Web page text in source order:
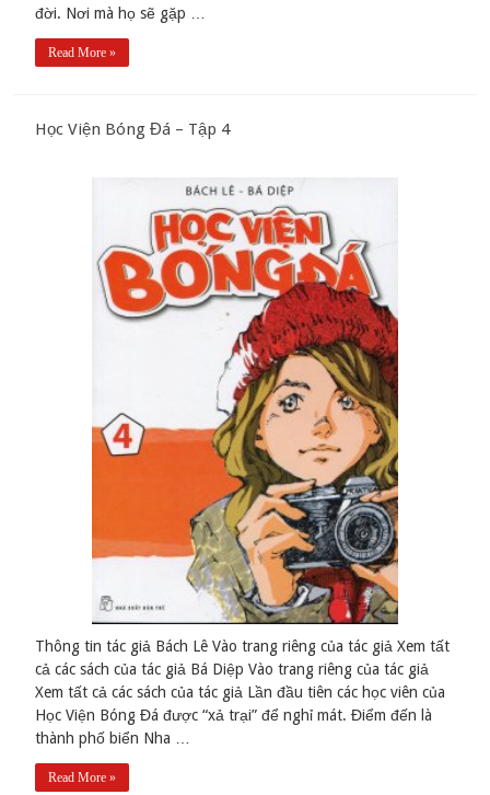
đời. Nơi mà họ sẽ gặp …
Read More »
Học Viện Bóng Đá – Tập 4
Thông tin tác giả Bách Lê Vào trang riêng của tác giả Xem tất
cả các sách của tác giả Bá Diệp Vào trang riêng của tác giả
Xem tất cả các sách của tác giả Lần đầu tiên các học viên của
Học Viện Bóng Đá được “xả trại” để nghỉ mát. Điểm đến là
thành phố biển Nha …
Read More »